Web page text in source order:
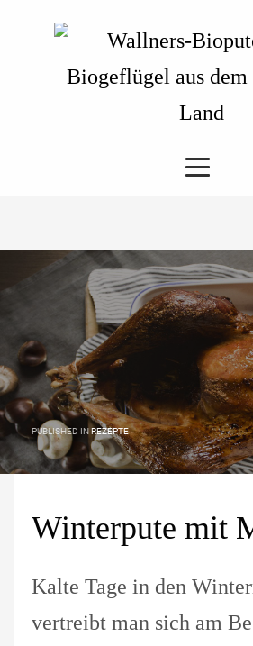
PUBLISHED INREZEPTE
Winterpute mit
Kalte Tage in den
vertreibt man sich am